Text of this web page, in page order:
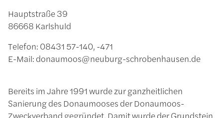
Hauptstraße 39
86668 Karlshuld
Telefon: 08431 57-140, -471
E-Mail: donaumoos@neuburg-schrobenhausen.de
Bereits im Jahre 1991 wurde zur ganzheitlichen
Sanierung des Donaumooses der Donaumoos-
Zweckverband gegründet. Damit wurde der Grundstein